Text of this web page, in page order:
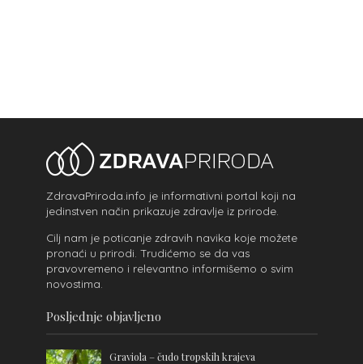
ZdravaPriroda.info je informativni portal koji na
jedinstven način prikazuje zdravlje iz prirode.
Cilj nam je poticanje zdravih navika koje možete
pronaći u prirodi. Trudićemo se da vas
pravovremeno i relevantno informišemo o svim
novostima.
Posljednje objavljeno
Graviola – čudo tropskih krajeva